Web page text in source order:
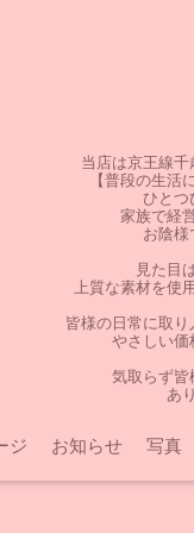
当店は京王線千
【普段の生活
ひとつ
家族で経
お陰様
見た目
上質な素材を使
皆様の日常に取
やさしい価
気取らず皆
あ
ジ お知らせ 写真